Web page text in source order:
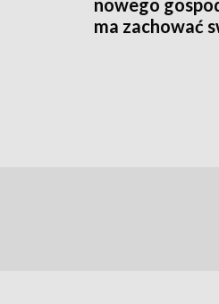
nowego
ma zachować